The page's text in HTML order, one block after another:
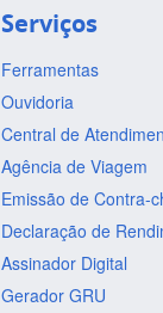
Serviços
Ferramentas
Ouvidoria
Central de
Agência de Viagem
Emissão de Contra-
Declaração de
Assinador Digital
Gerador GRU